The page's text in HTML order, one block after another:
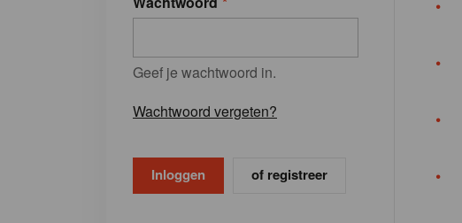
Geef je wachtwoord in.
Wachtwoord vergeten?
of registreer